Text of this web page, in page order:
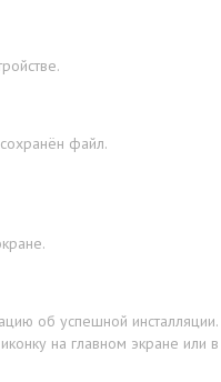
файл.
об успешной инсталляции.
на главном экране или